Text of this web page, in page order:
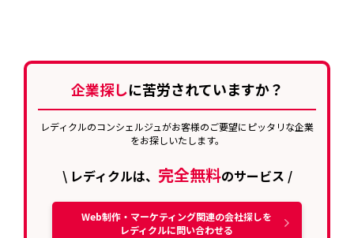
企業探しに苦労されていますか？
レディクルのコンシェルジュがお客様のご要望にピッタリな企業
をお探しいたします。
\ レディクルは、 完全無料のサービス /
Web制作・マーケティング関連の会社探しを
レディクルに問い合わせる